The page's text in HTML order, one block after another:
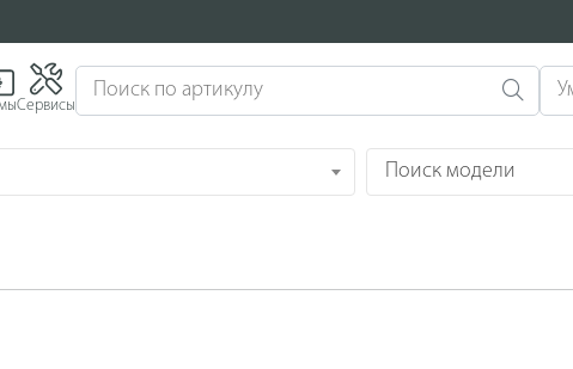
Сервисы
Поиск модели